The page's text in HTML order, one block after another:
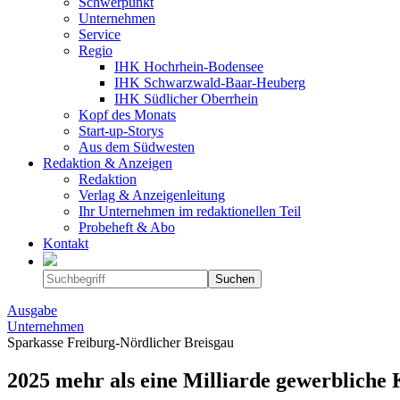
Unternehmen
Service
Regio
IHK Hochrhein-Bodensee
IHK Schwarzwald-Baar-Heuberg
IHK Südlicher Oberrhein
Kopf des Monats
Start-up-Storys
Aus dem Südwesten
Redaktion & Anzeigen
Redaktion
Verlag & Anzeigenleitung
Ihr Unternehmen im redaktionellen Teil
Probeheft & Abo
Kontakt
Ausgabe
Unternehmen
Sparkasse Freiburg-Nördlicher Breisgau
2025 mehr als eine Milliarde gewerbliche